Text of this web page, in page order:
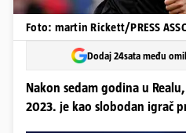
Foto: martin Rickett/PRESS
Dodaj 24sata među
Nakon sedam godina u
2023. je kao slobodan igrač